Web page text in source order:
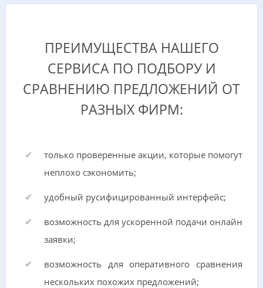
ПРЕИМУЩЕСТВА НАШЕГО
СЕРВИСА ПО ПОДБОРУ И
СРАВНЕНИЮ ПРЕДЛОЖЕНИЙ ОТ
РАЗНЫХ ФИРМ:
только проверенные акции, которые помогут
неплохо сэкономить;
удобный русифицированный интерфейс;
возможность для ускоренной подачи онлайн
заявки;
возможность для оперативного сравнения
нескольких похожих предложений;